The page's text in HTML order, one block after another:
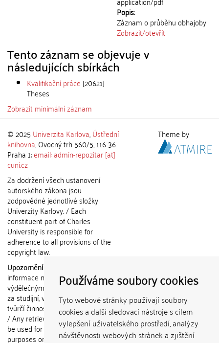
Používáme soubory cookies
Tyto webové stránky používají soubory
cookies a další sledovací nástroje s cílem
vylepšení uživatelského prostředí, analýzy
návštěvnosti webových stránek a zjištění
Popis:
Záznam o průběhu obhajoby
Zobrazit/otevřít
Tento záznam se objevuje v
následujících sbírkách
Kvalifikační práce [20621]
Theses
Zobrazit minimální záznam
© 2025 Univerzita Karlova,Ústřední
knihovna, Ovocný trh 560/5, 116 36
Praha 1;email: admin-repozitar [at]
cuni.cz
Za dodržení všech ustanovení
autorského zákona jsou
zodpovědné jednotlivé složky
Univerzity Karlovy. / Each
constituent part of Charles
University is responsible for
adherence to all provisions of the
copyright law.
Upozornění / Notice:
informace nemohou být použity k
výdělečným účelům nebo vydávány
za studijní, vědeckou nebo jinou
tvůrčí činnost jiné osoby než autora.
/ Any retrieved information shall not
be used for any commercial
purposes or claimed as results of
Theme by